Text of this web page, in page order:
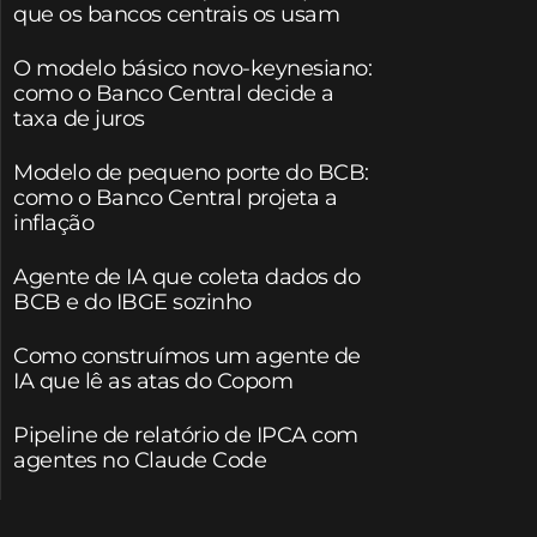
que os bancos centrais os usam
O modelo básico novo-keynesiano:
como o Banco Central decide a
taxa de juros
Modelo de pequeno porte do BCB:
como o Banco Central projeta a
inflação
Agente de IA que coleta dados do
BCB e do IBGE sozinho
Como construímos um agente de
IA que lê as atas do Copom
Pipeline de relatório de IPCA com
agentes no Claude Code